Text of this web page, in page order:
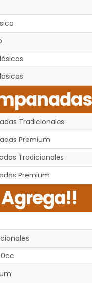
Tradicionales
Premium
Tradicionales
Premium
Agrega!!